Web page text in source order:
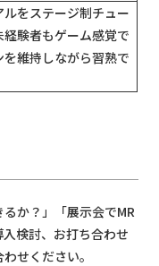
をステージ制チュー
経験者もゲーム感覚で
維持しながら習熟で
か？」「展示会でMR
検討、お打ち合わせ
せください。